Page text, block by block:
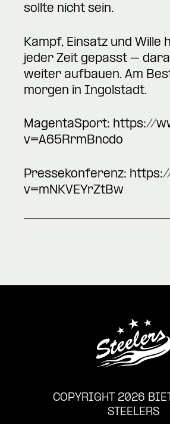
sollte nicht sein.
Kampf, Einsatz und Wille
jeder Zeit gepasst –
weiter aufbauen. Am
morgen in Ingolstadt.
MagentaSport: https://
v=A65RrmBncdo
Pressekonferenz:
v=mNKVEYrZtBw
COPYRIGHT 2026
STEELERS